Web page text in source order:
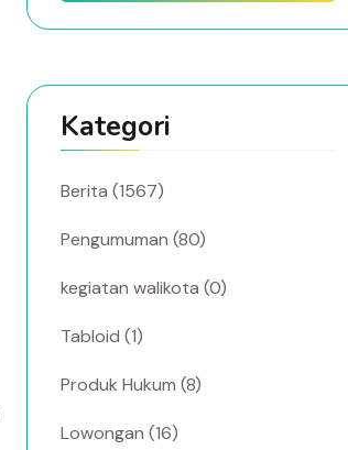
Kategori
Berita (1567)
Pengumuman (80)
kegiatan walikota (0)
Tabloid (1)
Produk Hukum (8)
Lowongan (16)